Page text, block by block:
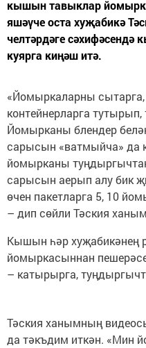
кышын тавыклар
яшәүче оста хуҗабикә
челтәрдәге
куярга киңәш итә.
«Йомыркаларны сытарга,
контейнерларга
Йомырканы блендер
сарысын «ватмыйча» да
йомырканы
сарысын аерып алу бик
өчен пакетларга 5, 10
– дип сөйли Тәския
Кышын һәр хуҗабикәнең
йомыркасыннан
– катырырга,
Тәския ханымның
да тәкъдим иткән. «Мин